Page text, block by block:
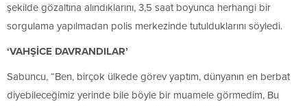
şekilde gözaltına alındıklarını, 3,5 saat boyunca herhangi bir
sorgulama yapılmadan polis merkezinde tutulduklarını söyledi.
‘VAHŞİCE DAVRANDILAR’
Sabuncu, “Ben, birçok ülkede görev yaptım, dünyanın en berbat
diyebileceğimiz yerinde bile böyle bir muamele görmedim, Bu